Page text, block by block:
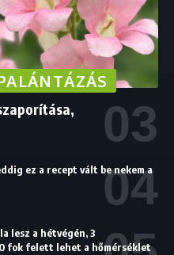
ez a recept vált be nekem a
lesz a hétvégén, 3
fok felett lehet a hőmérséklet